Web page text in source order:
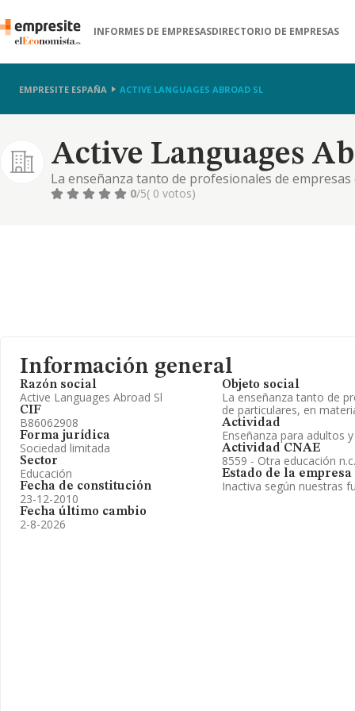
INFORMES DE EMPRESASDIRECTORIO DE EMPRESAS
EMPRESITE ESPAÑA ACTIVE LANGUAGES ABROAD SL
Active Languages
La enseñanza tanto de profesionales de
conocimientos de idiomas
0/5( 0 votos)
Información general
Razón social
Active Languages Abroad Sl
CIF
B86062908
Forma jurídica
Sociedad limitada
Sector
Educación
Fecha de constitución
23-12-2010
Fecha último cambio
2-8-2026
Objeto social
La enseñanza tanto de
de particulares, en
Actividad
Enseñanza para adultos
Actividad CNAE
8559 - Otra educación
Estado de la empresa
Inactiva según nuestras